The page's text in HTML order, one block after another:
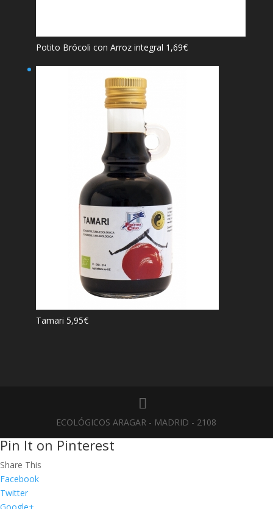
Potito Brócoli con Arroz integral 1,69€
Tamari 5,95€
ECOLÓGICOS ARAGAR - MADRID - 2108
Pin It on Pinterest
Share This
Facebook
Twitter